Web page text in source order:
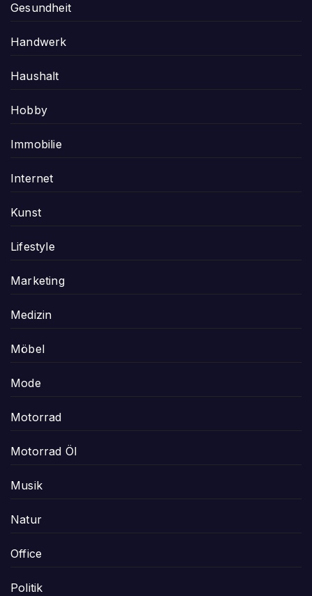
Gesundheit
Handwerk
Haushalt
Hobby
Immobilie
Internet
Kunst
Lifestyle
Marketing
Medizin
Möbel
Mode
Motorrad
Motorrad Öl
Musik
Natur
Office
Politik